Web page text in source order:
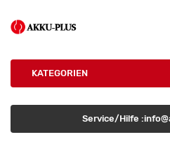
KATEGORIEN
Service/Hilfe